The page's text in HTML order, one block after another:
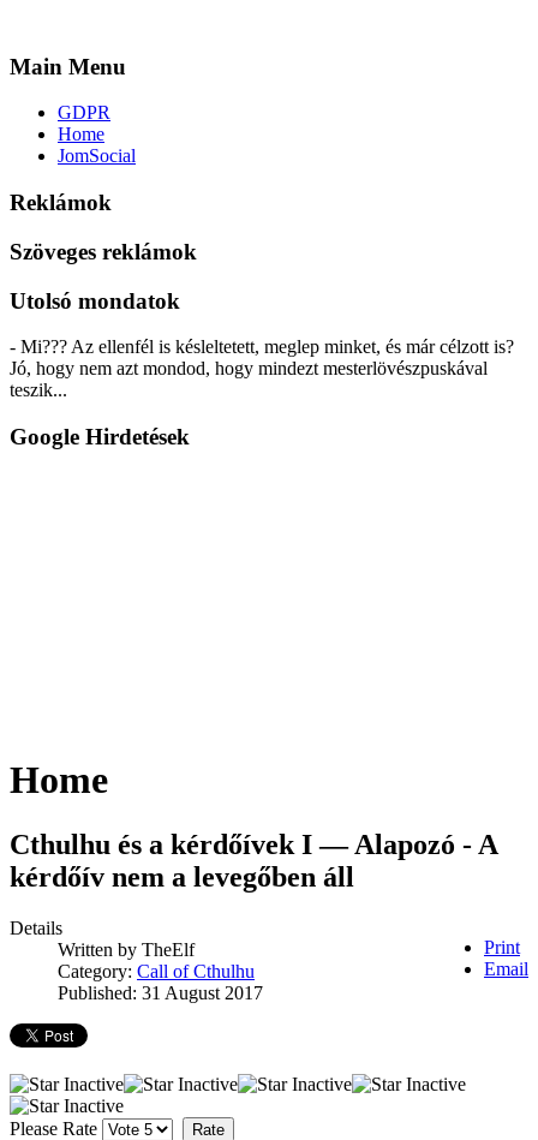
Main Menu
GDPR
Home
JomSocial
Reklámok
Szöveges reklámok
Utolsó mondatok
- Mi??? Az ellenfél is késleltetett, meglep minket, és már célzott is?
Jó, hogy nem azt mondod, hogy mindezt mesterlövészpuskával
teszik...
Google Hirdetések
Home
Cthulhu és a kérdőívek I — Alapozó - A
kérdőív nem a levegőben áll
Print
Email
Details
Written by TheElf
Category: Call of Cthulhu
Published: 31 August 2017
Please Rate